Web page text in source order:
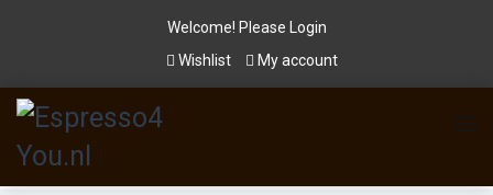
Welcome! Please
Login
Wishlist
My account